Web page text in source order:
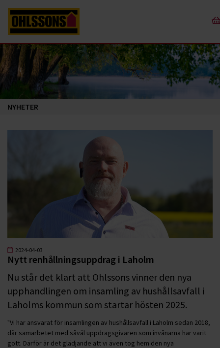
NYHETER
2024-04-03
Nytt renhållningsuppdrag i Laholm
Nu står det klart att Ohlssons vinner den nya
upphandlingen om insamling av hushållsavfall i
Laholms kommun som startar hösten 2025.
"Vi har ansvarat för insamlingen av hushållsavfall i Laholm sedan 2018,
där samarbetet med såväl uppdragsgivaren som invånarna har varit
gott. Därför är det glädjande att vi även tog hem den nya